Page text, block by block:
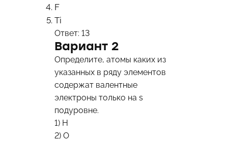
F
Ti
Ответ: 13
Вариант 2
Определите, атомы каких из
указанных в ряду элементов
содержат валентные
электроны только на s
подуровне.
1) H
2) O